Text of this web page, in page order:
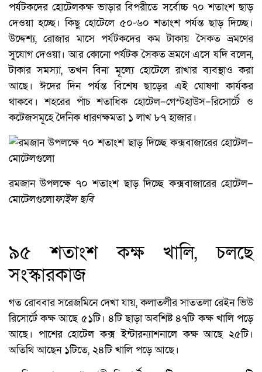
পর্যটকদের হোটেলকক্ষ ভাড়ার বিপরীতে সর্বোচ্চ ৭০ শতাংশ ছাড়
দেওয়া হচ্ছে। কিছু হোটেলে ৫০-৬০ শতাংশ পর্যন্ত ছাড় দিচ্ছে।
উদ্দেশ্য, রোজার মাসে পর্যটকদের কম টাকায় সৈকত ভ্রমণের
সুযোগ দেওয়া। আর কোনো পর্যটক সৈকত ভ্রমণে এসে যদি বলেন,
টাকার সমস্যা, তখন বিনা মূল্যে হোটেলে রাখার ব্যবস্থাও করা
আছে। ঈদের দিন পর্যন্ত বিশেষ ছাড়ের এই ঘোষণা কার্যকর
থাকবে। শহরের পাঁচ শতাধিক হোটেল–গেস্টহাউস–রিসোর্টে ও
কটেজসমূহে দৈনিক ধারণক্ষমতা ১ লাখ ৮৭ হাজার।
রমজান উপলক্ষে ৭০ শতাংশ ছাড় দিচ্ছে কক্সবাজারের হোটেল–
মোটেলগুলোফাইল ছবি
৯৫ শতাংশ কক্ষ খালি, চলছে
সংস্কারকাজ
গত রোববার সরেজমিনে দেখা যায়, কলাতলীর সাততলা রেইন ভিউ
রিসোর্টে কক্ষ আছে ৫১টি। ৪টি ছাড়া অবশিষ্ট ৪৭টি কক্ষ খালি পড়ে
আছে। পাশের হোটেল কক্স ইন্টারন্যাশনালে কক্ষ আছে ২৫টি।
অতিথি আছেন ১টিতে, ২৪টি খালি পড়ে আছে।